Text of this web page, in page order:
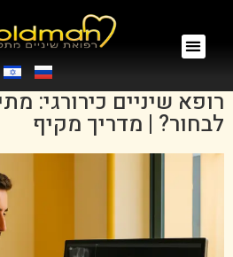
רופא שיניים כירורגי:
לבחור? | מדריך מקיף